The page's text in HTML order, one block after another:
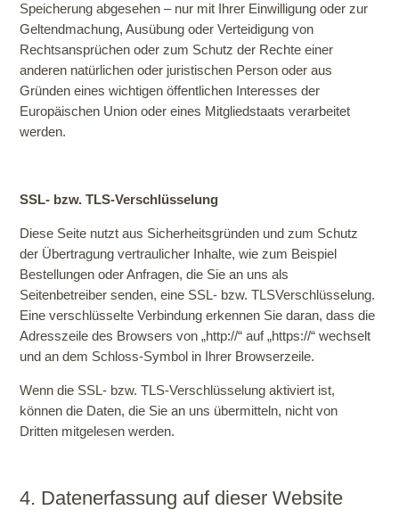
Speicherung abgesehen – nur mit Ihrer Einwilligung oder zur
Geltendmachung, Ausübung oder Verteidigung von
Rechtsansprüchen oder zum Schutz der Rechte einer
anderen natürlichen oder juristischen Person oder aus
Gründen eines wichtigen öffentlichen Interesses der
Europäischen Union oder eines Mitgliedstaats verarbeitet
werden.
SSL- bzw. TLS-Verschlüsselung
Diese Seite nutzt aus Sicherheitsgründen und zum Schutz
der Übertragung vertraulicher Inhalte, wie zum Beispiel
Bestellungen oder Anfragen, die Sie an uns als
Seitenbetreiber senden, eine SSL- bzw. TLSVerschlüsselung.
Eine verschlüsselte Verbindung erkennen Sie daran, dass die
Adresszeile des Browsers von „http://“ auf „https://“ wechselt
und an dem Schloss-Symbol in Ihrer Browserzeile.
Wenn die SSL- bzw. TLS-Verschlüsselung aktiviert ist,
können die Daten, die Sie an uns übermitteln, nicht von
Dritten mitgelesen werden.
4. Datenerfassung auf dieser Website